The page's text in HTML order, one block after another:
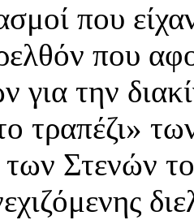
που
που
για την
τραπέζι»
Στενών